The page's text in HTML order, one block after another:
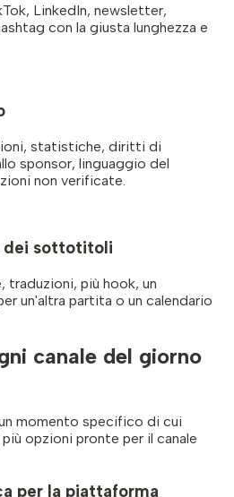
LinkedIn, newsletter,
con la giusta lunghezza e
statistiche, diritti di
sponsor, linguaggio del
non verificate.
dei sottotitoli
traduzioni, più hook, un
un'altra partita o un calendario
canale del giorno
momento specifico di cui
opzioni pronte per il canale
per la piattaforma